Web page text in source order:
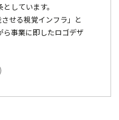
しています。
せる視覚インフラ」と
事業に即したロゴデザ